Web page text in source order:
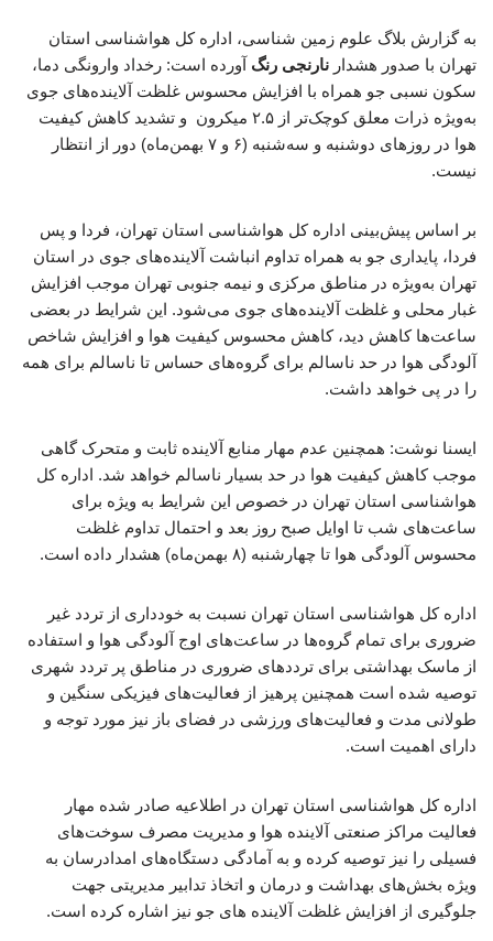
به گزارش بلاگ علوم زمین شناسی،‌ اداره کل هواشناسی استان
تهران با صدور هشدار نارنجی رنگ آورده است: رخداد وارونگی دما،
سکون نسبی جو همراه با افزایش محسوس غلظت آلاینده‌های جوی
به‌ویژه ذرات معلق کوچک‌تر از ۲.۵ میکرون و تشدید کاهش کیفیت
هوا در روزهای دوشنبه و سه‌شنبه (۶ و ۷ بهمن‌ماه) دور از انتظار
نیست.
بر اساس پیش‌بینی اداره کل هواشناسی استان تهران، فردا و پس
فردا، پایداری جو به همراه تداوم انباشت آلاینده‌های جوی در استان
تهران به‌ویژه در مناطق مرکزی و نیمه جنوبی تهران موجب افزایش
غبار محلی و غلظت آلاینده‌های جوی می‌شود. این شرایط در بعضی
ساعت‌ها کاهش دید، کاهش محسوس کیفیت هوا و افزایش شاخص
آلودگی هوا در حد ناسالم برای گروه‌های حساس تا ناسالم برای همه
را در پی خواهد داشت.
ایسنا نوشت: همچنین عدم مهار منابع آلاینده ثابت و متحرک گاهی
موجب کاهش کیفیت هوا در حد بسیار ناسالم خواهد شد. اداره کل
هواشناسی استان تهران در خصوص این شرایط به ویژه برای
ساعت‌های شب تا اوایل صبح روز بعد و احتمال تداوم غلظت
محسوس آلودگی هوا تا چهارشنبه (۸ بهمن‌ماه) هشدار داده است.
اداره کل هواشناسی استان تهران نسبت به خودداری از تردد غیر
ضروری برای تمام گروه‌ها در ساعت‌های اوج آلودگی هوا و استفاده
از ماسک بهداشتی برای ترددهای ضروری در مناطق پر تردد شهری
توصیه شده است همچنین پرهیز از فعالیت‌های فیزیکی سنگین و
طولانی مدت و فعالیت‌های ورزشی در فضای باز نیز مورد توجه و
دارای اهمیت است.
اداره کل هواشناسی استان تهران در اطلاعیه صادر شده مهار
فعالیت مراکز صنعتی آلاینده هوا و مدیریت مصرف سوخت‌های
فسیلی را نیز توصیه کرده و به آمادگی دستگاه‌های امدادرسان به
ویژه بخش‌های بهداشت و درمان و اتخاذ تدابیر مدیریتی جهت
جلوگیری از افزایش غلظت آلاینده های جو نیز اشاره کرده است.